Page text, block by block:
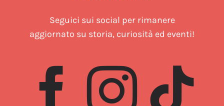
Seguici sui social per rimanere
aggiornato su storia, curiosità ed eventi!